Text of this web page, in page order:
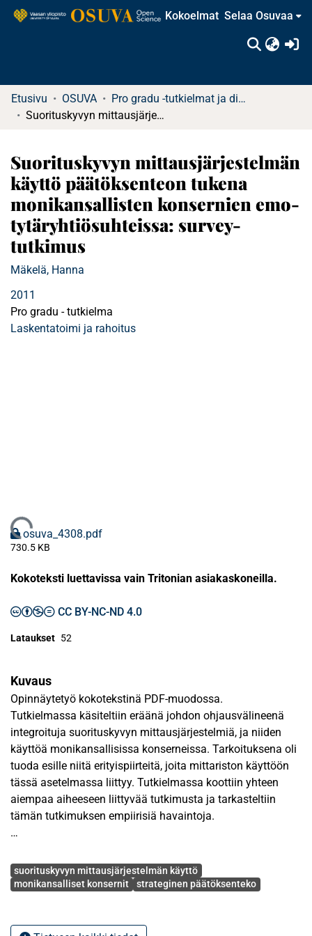
Kokoelmat Selaa Osuvaa
Etusivu OSUVA
Pro gradu -tutkielmat ja diplomityöt (rajattu saatavuus)
Suorituskyvyn mittausjärjestelmän käyttö päätöksenteon tukena monikansallisten konsernien emo-tytäryhtiösuhteissa: survey-tutkimus
Suorituskyvyn mittausjärjestelmän
käyttö päätöksenteon tukena
monikansallisten konsernien emo-
tytäryhtiösuhteissa: survey-
tutkimus
Mäkelä, Hanna
2011
Pro gradu - tutkielma
Laskentatoimi ja rahoitus
Ladataan...
osuva_4308.pdf
730.5 KB
Kokoteksti luettavissa vain Tritonian asiakaskoneilla.
CC BY-NC-ND 4.0
Lataukset 52
Kuvaus
Opinnäytetyö kokotekstinä PDF-muodossa.
Tutkielmassa käsiteltiin eräänä johdon ohjausvälineenä
integroituja suorituskyvyn mittausjärjestelmiä, ja niiden
käyttöä monikansallisissa konserneissa. Tarkoituksena oli
tuoda esille niitä erityispiirteitä, joita mittariston käyttöön
tässä asetelmassa liittyy. Tutkielmassa koottiin yhteen
aiempaa aiheeseen liittyvää tutkimusta ja tarkasteltiin
tämän tutkimuksen empiirisiä havaintoja.
implementoimaa suorituskyvyn mittausjärjestelmää
tytäryhtiössä strategisen päätöksenteon tukena ja mitkä
liittämistä palkitsemisjärjestelmiin, tytäryhtiön
Avainsanat
suorituskyvyn mittausjärjestelmän käyttö
monikansalliset konsernit
strateginen päätöksenteko